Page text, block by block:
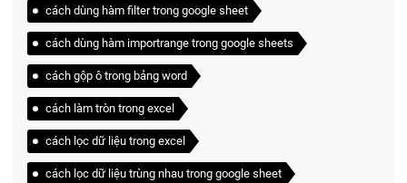
cách dùng hàm filter trong google sheet
cách dùng hàm importrange trong google sheets
cách gộp ô trong bảng word
cách làm tròn trong excel
cách lọc dữ liệu trong excel
cách lọc dữ liệu trùng nhau trong google sheet